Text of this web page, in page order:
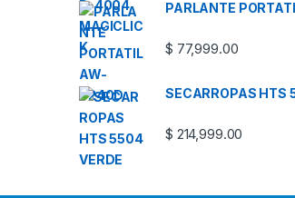
PARLANTE
$ 77,999.00
SECARROPAS HTS
$ 214,999.00